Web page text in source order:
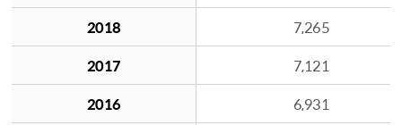
2018
7,265
2017
7,121
2016
6,931